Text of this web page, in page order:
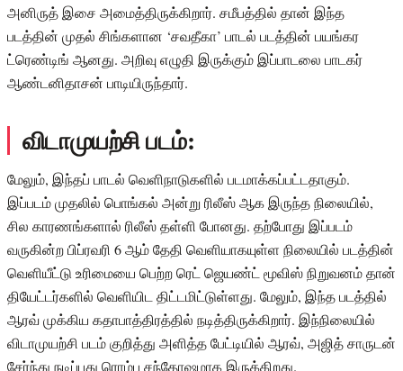
அனிருத் இசை அமைத்திருக்கிறார். சமீபத்தில் தான் இந்த
படத்தின் முதல் சிங்களான ‘சவதீகா’ பாடல் படத்தின் பயங்கர
ட்ரெண்டிங் ஆனது. அறிவு எழுதி இருக்கும் இப்பாடலை பாடகர்
ஆண்டனிதாசன் பாடியிருந்தார்.
விடாமுயற்சி படம்:
மேலும், இந்தப் பாடல் வெளிநாடுகளில் படமாக்கப்பட்டதாகும்.
இப்படம் முதலில் பொங்கல் அன்று ரிலீஸ் ஆக இருந்த நிலையில்,
சில காரணங்களால் ரிலீஸ் தள்ளி போனது. தற்போது இப்படம்
வருகின்ற பிப்ரவரி 6 ஆம் தேதி வெளியாகயுள்ள நிலையில் படத்தின்
வெளியீட்டு உரிமையை பெற்ற ரெட் ஜெயண்ட் மூவிஸ் நிறுவனம் தான்
தியேட்டர்களில் வெளியிட திட்டமிட்டுள்ளது. மேலும், இந்த படத்தில்
ஆரவ் முக்கிய கதாபாத்திரத்தில் நடித்திருக்கிறார். இந்நிலையில்
விடாமுயற்சி படம் குறித்து அளித்த பேட்டியில் ஆரவ், அஜித் சாருடன்
சேர்ந்து நடிப்பது ரொம்ப சந்தோஷமாக இருக்கிறது.